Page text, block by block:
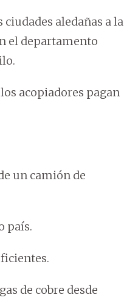
aledañas a la
el departamento
acopiadores pagan
un camión de
país.
de cobre desde